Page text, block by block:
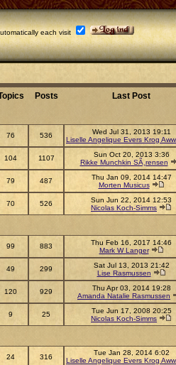
each visit
Posts
Last Post
76 536
Wed Jul 31, 2013 19:11
Liselle Angelique Evers Krog
104 1107
Sun Oct 20, 2013 3:36
Rikke Munchkin SÃ¸rensen
79 487
Thu Jan 09, 2014 14:47
Morten Musicus
70 526
Sun Jun 22, 2014 12:53
Nicolas Koch-Simms
99 883
Thu Feb 16, 2017 14:46
Mark W Langer
49 299
Sat Jul 13, 2013 21:42
Lise Rasmussen
120 929
Thu Apr 03, 2014 19:28
Amanda Natalie Rasmussen
9 25
Tue Jun 17, 2008 20:25
Nicolas Koch-Simms
24 316
Tue Jan 28, 2014 6:02
Liselle Angelique Evers Krog